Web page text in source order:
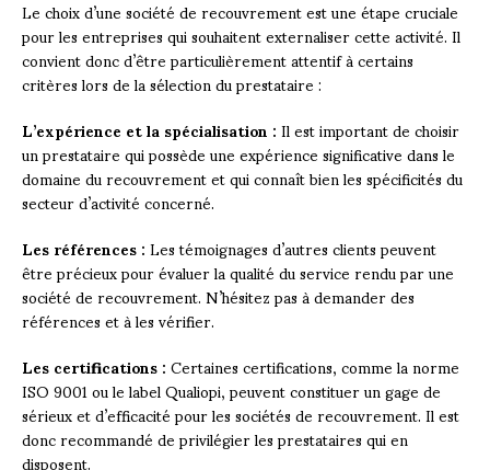
Le choix d’une société de recouvrement est une étape cruciale
pour les entreprises qui souhaitent externaliser cette activité. Il
convient donc d’être particulièrement attentif à certains
critères lors de la sélection du prestataire :
L’expérience et la spécialisation :Il est important de choisir
un prestataire qui possède une expérience significative dans le
domaine du recouvrement et qui connaît bien les spécificités du
secteur d’activité concerné.
Les références :Les témoignages d’autres clients peuvent
être précieux pour évaluer la qualité du service rendu par une
société de recouvrement. N’hésitez pas à demander des
références et à les vérifier.
Les certifications :Certaines certifications, comme la norme
ISO 9001 ou le label Qualiopi, peuvent constituer un gage de
sérieux et d’efficacité pour les sociétés de recouvrement. Il est
donc recommandé de privilégier les prestataires qui en